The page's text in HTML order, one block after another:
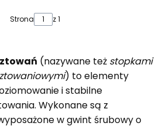
Strona z 1
(nazywane też stopkami
) to elementy
i stabilne
Wykonane są z
w gwint śrubowy o